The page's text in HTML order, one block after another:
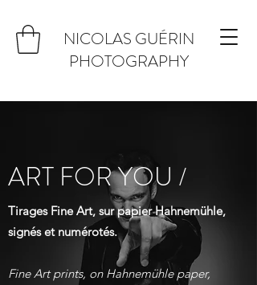
NICOLAS GUÉRIN
PHOTOGRAPHY
ART FOR YOU /
Tirages Fine Art, sur papier Hahnemühle,
signés et numérotés.
Fine Art prints, on Hahnemühle paper,